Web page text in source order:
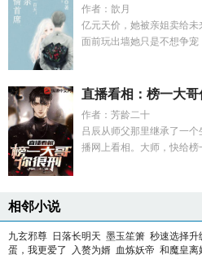
作者：歆月
亿元天价，她被亲姐卖给
面前玩出墙她只是不想争
直播看相：榜一大哥
作者：芳龄二十
吕辰从师父那里继承了一
播网上看相。大师，快给榜
相邻小说
九玄邪尊 日落长明天 墨玉笙箫 秒速选择升
蛋，我更爱了
入赘为婿 血炼妖帝 和魔皇离